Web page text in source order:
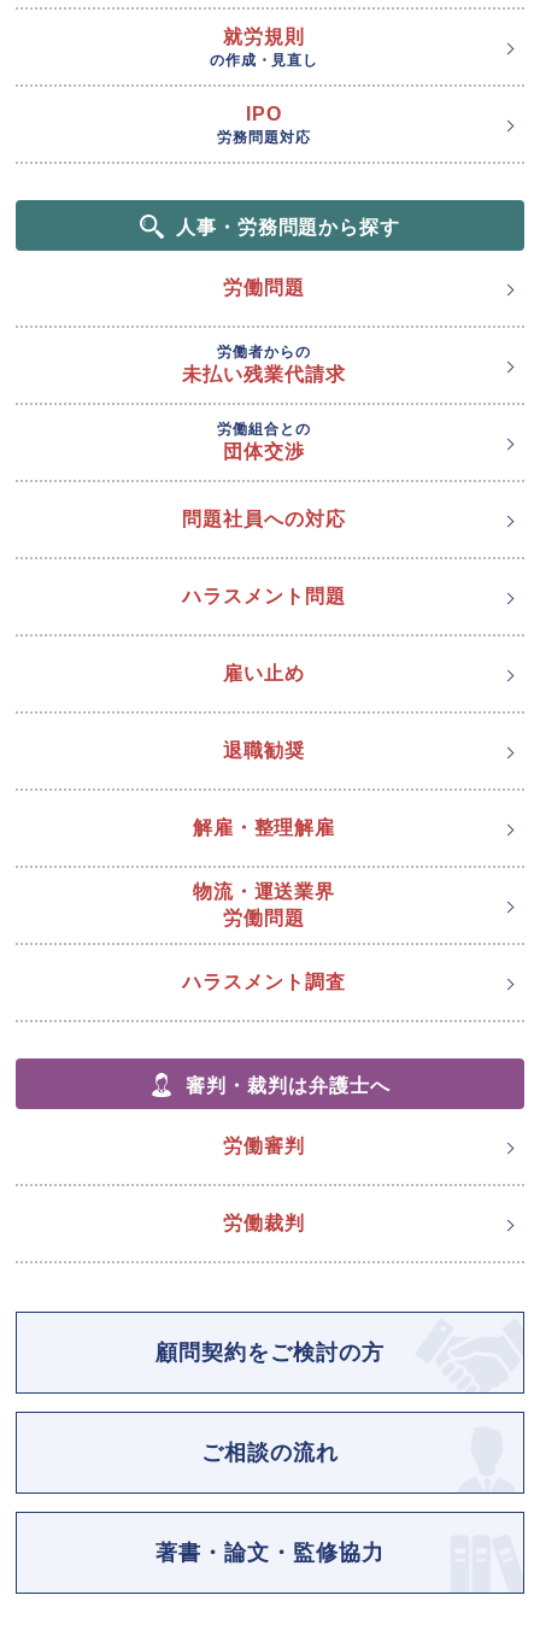
就労規則
の作成・見直し
IPO
労務問題対応
人事・労務問題から探す
労働問題
労働者からの
未払い残業代請求
労働組合との
団体交渉
問題社員への対応
ハラスメント問題
雇い止め
退職勧奨
解雇・整理解雇
物流・運送業界
労働問題
ハラスメント調査
審判・裁判は弁護士へ
労働審判
労働裁判
顧問契約をご検討の方
ご相談の流れ
著書・論文・監修協力